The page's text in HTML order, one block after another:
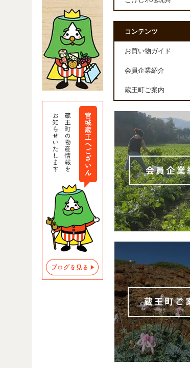
コンテンツ
お買い物ガイド
会員企業紹介
蔵王町ご案内